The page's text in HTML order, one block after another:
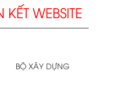
KẾT WEBSITE
BỘ XÂY DỰNG